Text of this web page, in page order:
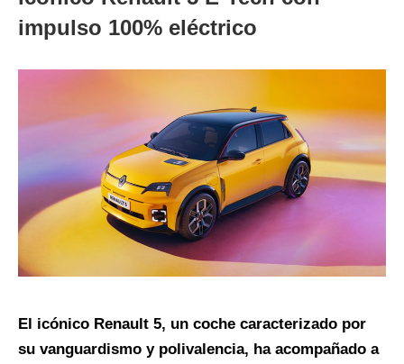
impulso 100% eléctrico
El icónico Renault 5, un coche caracterizado por
su vanguardismo y polivalencia, ha acompañado a